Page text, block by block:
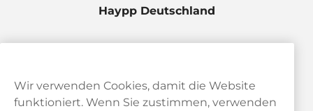
Haypp Deutschland
Wir verwenden Cookies, damit die Website
funktioniert. Wenn Sie zustimmen, verwenden